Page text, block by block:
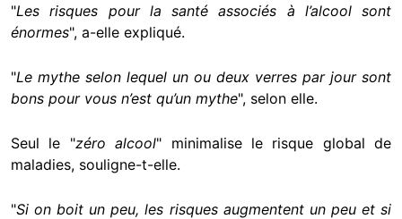
"Les risques pour la santé associés à l’alcool sont
énormes", a-elle expliqué.
"Le mythe selon lequel un ou deux verres par jour sont
bons pour vous n’est qu’un mythe", selon elle.
Seul le "zéro alcool" minimalise le risque global de
maladies, souligne-t-elle.
"Si on boit un peu, les risques augmentent un peu et si